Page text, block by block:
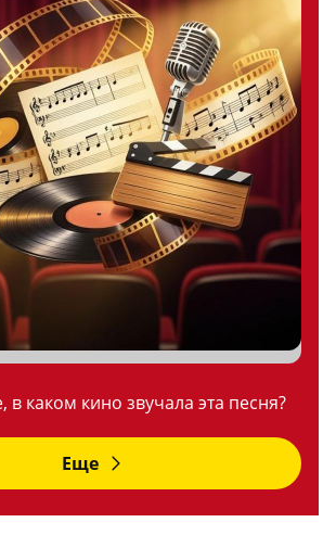
в каком кино звучала эта песня?
Еще